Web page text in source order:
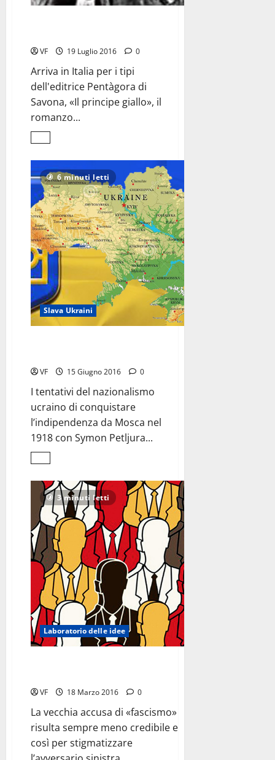
VF 19 Luglio 2016 0
Arriva in Italia per i tipi
dell'editrice Pentàgora di
Savona, «Il principe giallo», il
romanzo...
Leggi
più
su
Il
principe
giallo
<br>racconta
l’Holodomor
6 minuti letti
Slava Ukraini
VF 15 Giugno 2016 0
I tentativi del nazionalismo
ucraino di conquistare
l’indipendenza da Mosca nel
1918 con Symon Petljura...
Leggi
più
su
Per
una
storia
<br>del
nazionalismo
ucraino
3 minuti letti
Laboratorio delle idee
VF 18 Marzo 2016 0
La vecchia accusa di «fascismo»
risulta sempre meno credibile e
così per stigmatizzare